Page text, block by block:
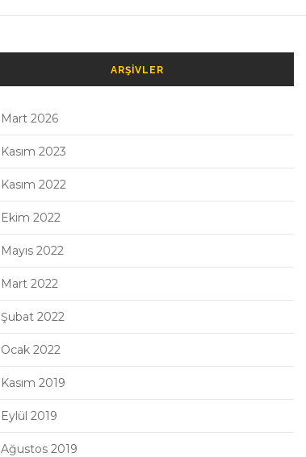
ARŞIVLER
Mart 2026
Kasım 2023
Kasım 2022
Ekim 2022
Mayıs 2022
Mart 2022
Şubat 2022
Ocak 2022
Kasım 2019
Eylül 2019
Ağustos 2019